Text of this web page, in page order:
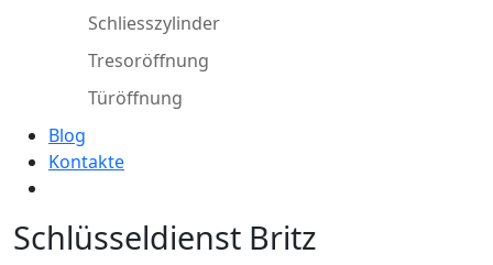
Schliesszylinder
Tresoröffnung
Türöffnung
Blog
Kontakte
Schlüsseldienst Britz